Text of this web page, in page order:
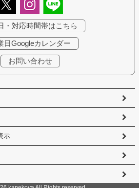
示
・対応時間帯はこちら
日Googleカレンダー
お問い合わせ